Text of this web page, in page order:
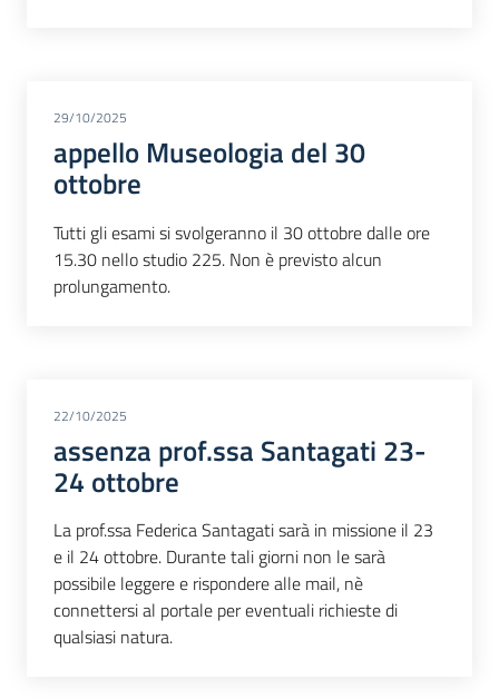
29/10/2025
appello Museologia del 30
ottobre
Tutti gli esami si svolgeranno il 30 ottobre dalle ore
15.30 nello studio 225. Non è previsto alcun
prolungamento.
22/10/2025
assenza prof.ssa Santagati 23-
24 ottobre
La prof.ssa Federica Santagati sarà in missione il 23
e il 24 ottobre. Durante tali giorni non le sarà
possibile leggere e rispondere alle mail, nè
connettersi al portale per eventuali richieste di
qualsiasi natura.